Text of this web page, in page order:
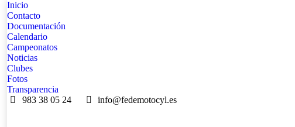
Inicio
Contacto
Documentación
Calendario
Campeonatos
Noticias
Clubes
Fotos
Transparencia
983 38 05 24
info@fedemotocyl.es